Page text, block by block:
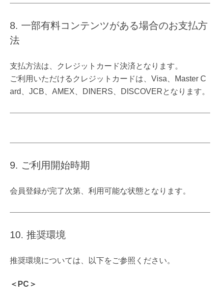
8. 一部有料コンテンツがある場合のお支払方
法
支払方法は、クレジットカード決済となります。
ご利用いただけるクレジットカードは、Visa、Master C
ard、JCB、AMEX、DINERS、DISCOVERとなります。
9. ご利用開始時期
会員登録が完了次第、利用可能な状態となります。
10. 推奨環境
推奨環境については、以下をご参照ください。
＜PC＞